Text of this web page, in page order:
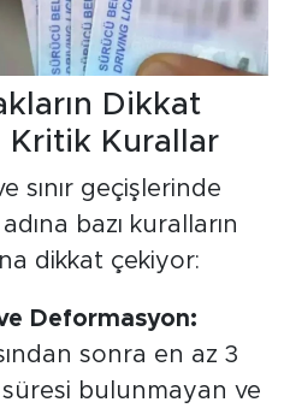
Dikkat
Kritik Kurallar
sınır geçişlerinde
bazı kuralların
dikkat çekiyor:
Deformasyon:
sonra en az 3
süresi bulunmayan ve